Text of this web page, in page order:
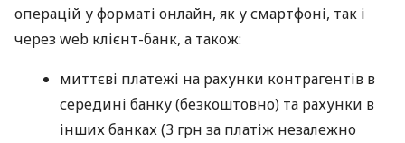
операцій у форматі онлайн, як у смартфоні, так і
через web клієнт-банк, а також:
миттєві платежі на рахунки контрагентів в
середині банку (безкоштовно) та рахунки в
інших банках (3 грн за платіж незалежно